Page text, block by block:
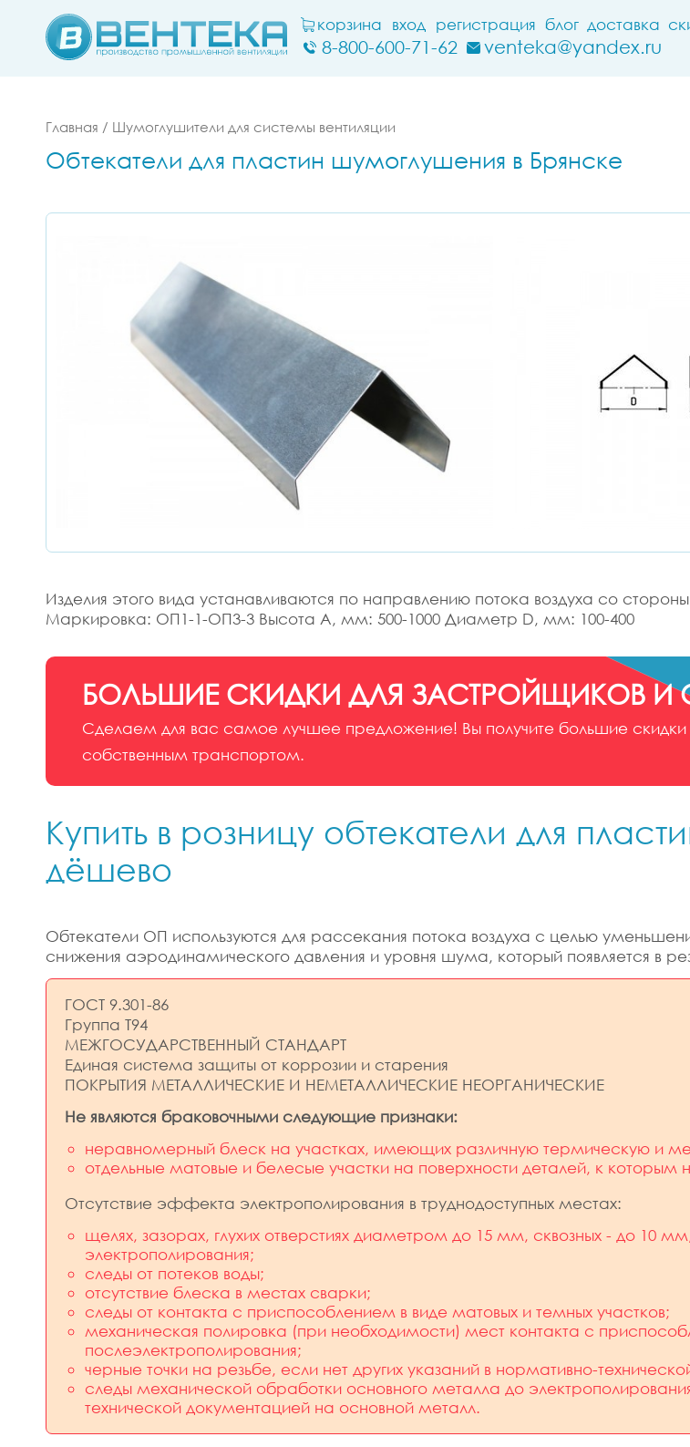
корзина вход регистрация блог доставка
8-800-600-71-62 venteka@yandex.ru
Главная / Шумоглушители для системы вентиляции
Обтекатели для пластин шумоглушения в Брянске
Изделия этого вида устанавливаются по направлению потока воздуха со
Маркировка: ОП1-1-ОП3-3 Высота A, мм: 500-1000 Диаметр D, мм: 100-400
БОЛЬШИЕ СКИДКИ ДЛЯ ЗАСТРОЙЩИКОВ И
Сделаем для вас самое лучшее предложение! Вы получите большие
собственным транспортом.
Купить в розницу обтекатели для
дёшево
Обтекатели ОП используются для рассекания потока воздуха с целью
снижения аэродинамического давления и уровня шума, который появляется в
ГОСТ 9.301-86
Группа Т94
МЕЖГОСУДАРСТВЕННЫЙ СТАНДАРТ
Единая система защиты от коррозии и старения
ПОКРЫТИЯ МЕТАЛЛИЧЕСКИЕ И НЕМЕТАЛЛИЧЕСКИЕ НЕОРГАНИЧЕСКИЕ
Не являются браковочными следующие признаки:
неравномерный блеск на участках, имеющих различную термическую и
отдельные матовые и белесые участки на поверхности деталей, к которым
Отсутствие эффекта электрополирования в труднодоступных местах:
щелях, зазорах, глухих отверстиях диаметром до 15 мм, сквозных - до 10
электрополирования;
следы от потеков воды;
отсутствие блеска в местах сварки;
следы от контакта с приспособлением в виде матовых и темных участков;
механическая полировка (при необходимости) мест контакта с
послеэлектрополирования;
черные точки на резьбе, если нет других указаний в нормативно-
следы механической обработки основного металла до
технической документацией на основной металл.